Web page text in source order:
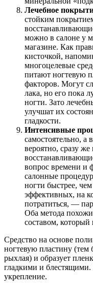
Лечебное
стойким
можно в салоне у
магазине. Как
кисточкой,
многоцелевые
питают ногтевую
факторов. Могут
лака, но его пока
ногти. Зато
улучшат их
гладкости.
Интенсивные
самостоятельно, а
вероятно, сразу
вопрос времени и
салонные
ногти быстрее,
эффективных, на
потратиться, —
Оба метода
составом, который
Средство на основе
ногтевую пластину (тем
рыхлая) и образует
гладкими и
укрепление.